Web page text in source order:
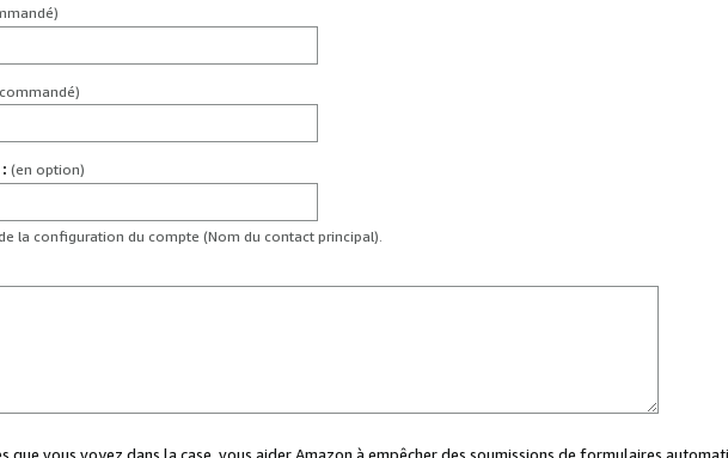
(en option)
la configuration du compte (Nom du contact principal).